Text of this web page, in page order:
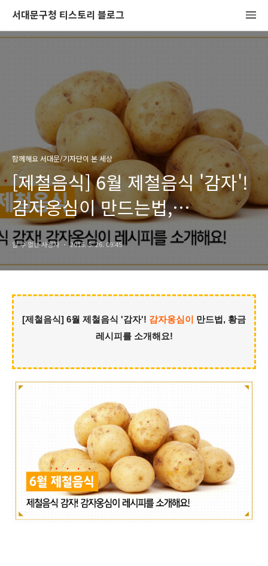
서대문구청 티스토리 블로그
함께해요 서대문/기자단이 본 세상
[제철음식] 6월 제철음식 '감자'!
감자옹심이 만드는법,
황금레시피를 소개해요!
알 수 없는 사용자 2015. 5. 26. 09:45
[제철음식] 6월 제철음식 '감자'! 감자옹심이
만드법, 황금
레시피를 소개해요!